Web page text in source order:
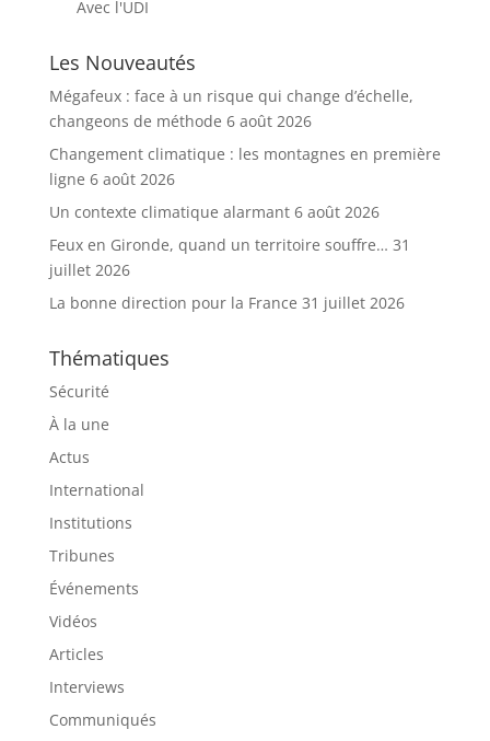
Avec l'UDI
Les Nouveautés
Mégafeux : face à un risque qui change d’échelle,
changeons de méthode 6 août 2026
Changement climatique : les montagnes en première
ligne 6 août 2026
Un contexte climatique alarmant 6 août 2026
Feux en Gironde, quand un territoire souffre… 31
juillet 2026
La bonne direction pour la France 31 juillet 2026
Thématiques
Sécurité
À la une
Actus
International
Institutions
Tribunes
Événements
Vidéos
Articles
Interviews
Communiqués